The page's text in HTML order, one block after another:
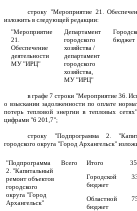
строку "Мероприятие 21.
изложить в следующей редакции:
"Мероприятие
21.
Обеспечение
деятельности
МУ "ИРЦ"
Департамент
городского
хозяйства /
департамент
городского
хозяйства,
МУ "ИРЦ"
бюджет
в графе 7 строки "Мероприятие 36.
о взыскании задолженности по оплате
потерь тепловой энергии в тепловых
цифрами "6 201,7";
строку "Подпрограмма 2.
городского округа "Город Архангельск"
"Подпрограмма
2. "Капитальный
ремонт объектов
городского
округа "Город
Архангельск"
Всего Итого
Городской
бюджет
Областной
бюджет